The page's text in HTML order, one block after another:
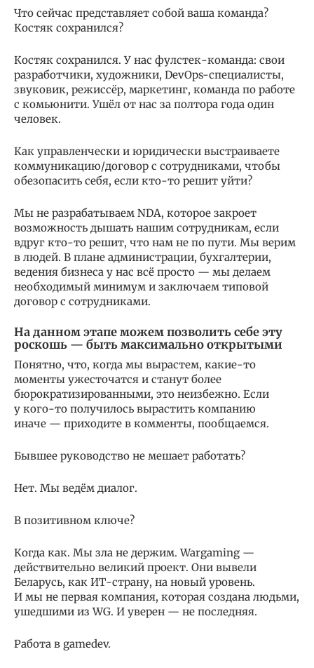
Что сейчас представляет собой ваша команда?
Костяк сохранился?
Костяк сохранился. У нас фулстек-команда: свои
разработчики, художники, DevOps-специалисты,
звуковик, режиссёр, маркетинг, команда по работе
с комьюнити. Ушёл от нас за полтора года один
человек.
Как управленчески и юридически выстраиваете
коммуникацию/договор с сотрудниками, чтобы
обезопасить себя, если кто-то решит уйти?
Мы не разрабатываем NDA, которое закроет
возможность дышать нашим сотрудникам, если
вдруг кто-то решит, что нам не по пути. Мы верим
в людей. В плане администрации, бухгалтерии,
ведения бизнеса у нас всё просто — мы делаем
необходимый минимум и заключаем типовой
договор с сотрудниками.
На данном этапе можем позволить себе эту
роскошь — быть максимально открытыми
Понятно, что, когда мы вырастем, какие-то
моменты ужесточатся и станут более
бюрократизированными, это неизбежно. Если
у кого-то получилось вырастить компанию
иначе — приходите в комменты, пообщаемся.
Бывшее руководство не мешает работать?
Нет. Мы ведём диалог.
В позитивном ключе?
Когда как. Мы зла не держим. Wargaming —
действительно великий проект. Они вывели
Беларусь, как ИТ-страну, на новый уровень.
И мы не первая компания, которая создана людьми,
ушедшими из WG. И уверен — не последняя.
​Работа в gamedev​.